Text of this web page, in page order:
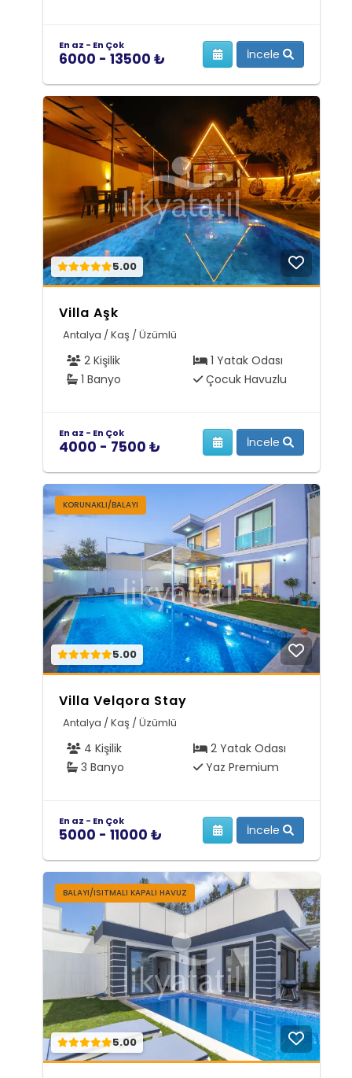
En az - En Çok
6000 - 13500 ₺ İncele
5.00
Villa Aşk
Antalya / Kaş / Üzümlü
2 Kişilik
1 Yatak Odası
1 Banyo
Çocuk Havuzlu
En az - En Çok
4000 - 7500 ₺ İncele
KORUNAKLI/BALAYI
5.00
Villa Velqora Stay
Antalya / Kaş / Üzümlü
4 Kişilik
2 Yatak Odası
3 Banyo
Yaz Premium
En az - En Çok
5000 - 11000 ₺ İncele
BALAYI/ISITMALI KAPALI HAVUZ
5.00